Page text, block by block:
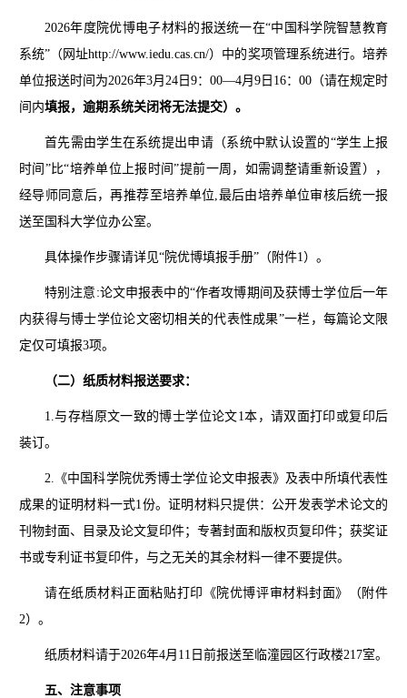
2026年度院优博电子材料的报送统一在“中国科学院智慧教育
系统”（网址http://www.iedu.cas.cn/）中的奖项管理系统进行。培养
单位报送时间为2026年3月24日9：00—4月9日16：00（请在规定时
间内填报，逾期系统关闭将无法提交）。
首先需由学生在系统提出申请（系统中默认设置的“学生上报
时间”比“培养单位上报时间”提前一周，如需调整请重新设置），
经导师同意后，再推荐至培养单位,最后由培养单位审核后统一报
送至国科大学位办公室。
具体操作步骤请详见“院优博填报手册”（附件1）。
特别注意:论文申报表中的“作者攻博期间及获博士学位后一年
内获得与博士学位论文密切相关的代表性成果”一栏，每篇论文限
定仅可填报3项。
（二）纸质材料报送要求：
1.与存档原文一致的博士学位论文1本，请双面打印或复印后
装订。
2.《中国科学院优秀博士学位论文申报表》及表中所填代表性
成果的证明材料一式1份。证明材料只提供：公开发表学术论文的
刊物封面、目录及论文复印件；专著封面和版权页复印件；获奖证
书或专利证书复印件，与之无关的其余材料一律不要提供。
请在纸质材料正面粘贴打印《院优博评审材料封面》（附件
2）。
纸质材料请于2026年4月11日前报送至临潼园区行政楼217室。
五、注意事项